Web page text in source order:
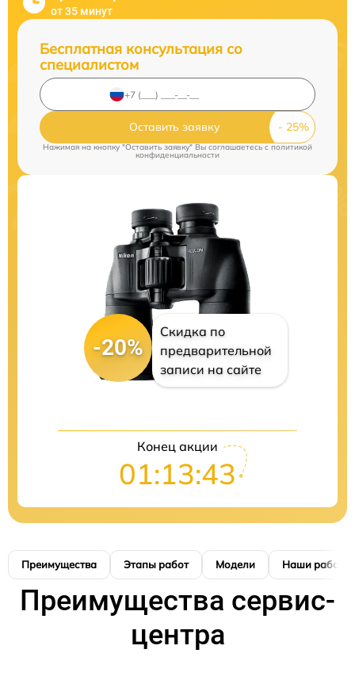
от 35 минут
Бесплатная консультация со
специалистом
Оставить заявку
Нажимая на кнопку "Оставить заявку" Вы соглашаетесь cполитикой
конфиденциальности
-20%
Скидка по
предварительной
записи на сайте
Конец акции
01:13:42
Преимущества Этапы работ Модели Наши работы
Преимущества сервис-
центра